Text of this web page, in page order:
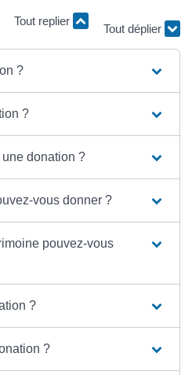
Tout replier Tout déplier
?
?
donation ?
vous donner ?
pouvez-vous
?
?